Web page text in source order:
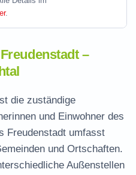
.
–
die zuständige
und Einwohner des
Freudenstadt umfasst
und Ortschaften.
Außenstellen